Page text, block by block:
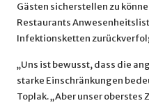
Gästen sicherstellen zu
Restaurants
Infektionsketten
„Uns ist bewusst, dass die
starke Einschränkungen
Toplak. „Aber unser oberstes